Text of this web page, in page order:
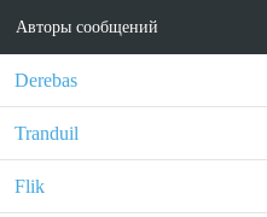
Авторы сообщений
Derebas
Tranduil
Flik